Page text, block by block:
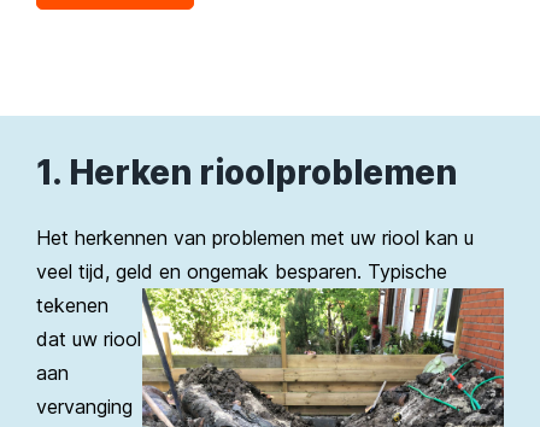
1. Herken rioolproblemen
Het herkennen van problemen met uw riool kan u
veel tijd, geld en ongemak besparen. Typische
tekenen
dat uw riool
aan
vervanging